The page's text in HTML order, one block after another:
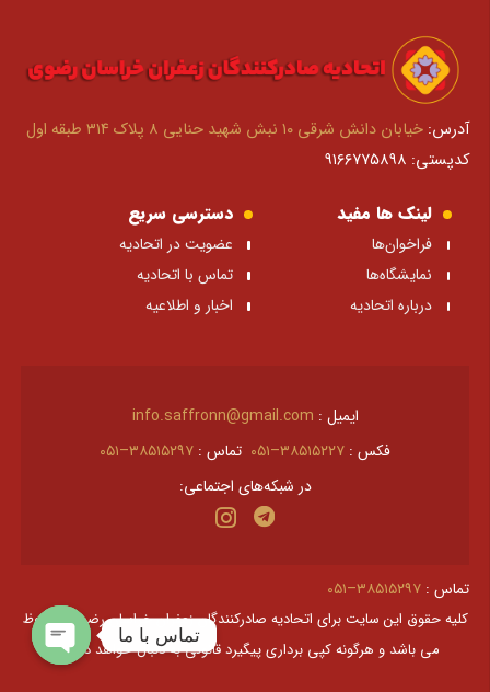
آدرس:خیابان دانش شرقی ۱۰ نبش شهید حنایی ۸ پلاک ۳۱۴ طبقه اول
کدپستی: ۹۱۶۶۷۷۵۸۹۸
لینک ها مفید
فراخوان‌ها
نمایشگاه‌ها
درباره اتحادیه
دسترسی سریع
عضویت در اتحادیه
تماس با اتحادیه
اخبار و اطلاعیه
ایمیل : info.saffronn@gmail.com
فکس : ۳۸۵۱۵۲۲۷–۰۵۱ تماس : ۳۸۵۱۵۲۹۷–۰۵۱
در شبکه‌های اجتماعی:
تماس :۳۸۵۱۵۲۹۷–۰۵۱
کليه حقوق اين سايت برای اتحادیه صادرکنندگان زعفران خراسان رضوی محفوظ
می باشد و هرگونه کپی برداری پیگیرد قانونی به دنبال خواهد داشت.
تماس با ما